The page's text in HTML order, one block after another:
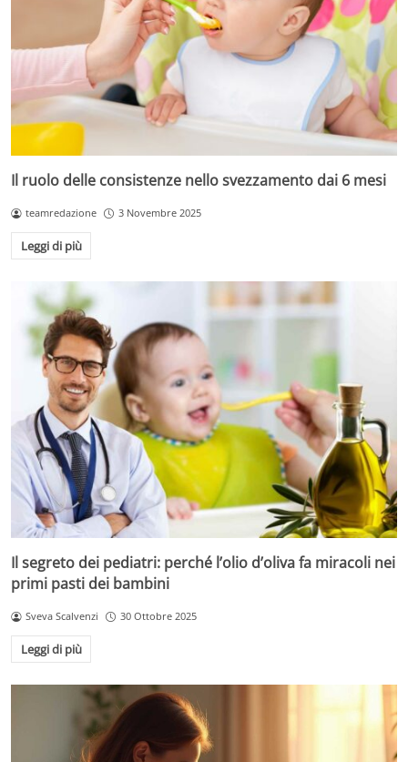
Il ruolo delle consistenze nello svezzamento dai 6 mesi
teamredazione 3 Novembre 2025
Leggi di più
Il segreto dei pediatri: perché l’olio d’oliva fa miracoli nei
primi pasti dei bambini
Sveva Scalvenzi 30 Ottobre 2025
Leggi di più